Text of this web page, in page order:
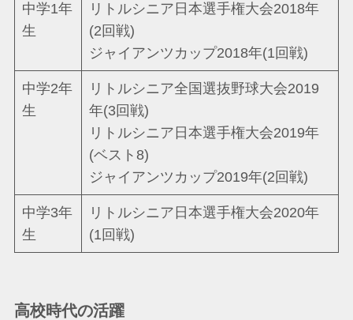
中学1年
生
リトルシニア日本選手権大会2018年
(2回戦)
ジャイアンツカップ2018年(1回戦)
中学2年
生
リトルシニア全国選抜野球大会2019
年(3回戦)
リトルシニア日本選手権大会2019年
(ベスト8)
ジャイアンツカップ2019年(2回戦)
中学3年
生
リトルシニア日本選手権大会2020年
(1回戦)
高校時代の活躍